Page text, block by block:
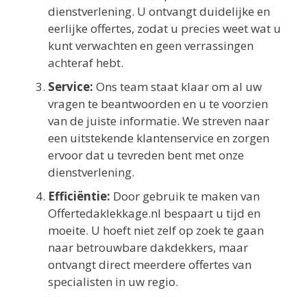
dienstverlening. U ontvangt duidelijke en
eerlijke offertes, zodat u precies weet wat u
kunt verwachten en geen verrassingen
achteraf hebt.
Service: Ons team staat klaar om al uw
vragen te beantwoorden en u te voorzien
van de juiste informatie. We streven naar
een uitstekende klantenservice en zorgen
ervoor dat u tevreden bent met onze
dienstverlening.
Efficiëntie: Door gebruik te maken van
Offertedaklekkage.nl bespaart u tijd en
moeite. U hoeft niet zelf op zoek te gaan
naar betrouwbare dakdekkers, maar
ontvangt direct meerdere offertes van
specialisten in uw regio.